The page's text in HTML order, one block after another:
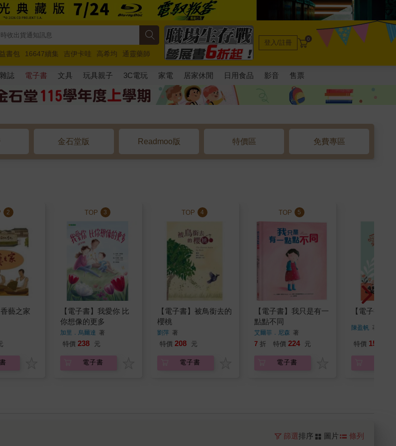
書包 16647續集 吉伊卡哇 高希均
通靈藥師
克 玩具總動員5 超慢跑
登入/註冊 0
雜誌 電子書 文具 玩具親子 3C電玩 家電 居家休閒 日用食品 影音 售票
金石堂版 Readmoo版 特價區 免費專區
2
香藝之家
TOP 3
【電子書】我愛你 比
你想像的更多
加里．烏爾達 著
特價 238 元
電子書
TOP 4
【電子書】被鳥銜去的
櫻桃
劉萍著
特價 208 元
電子書
TOP 5
【電子書】我只是有一
點點不同
艾爾菲．尼森 著
7 折 特價 224 元
電子書
【電子書】
陳盈帆著
特價 156
篩選排序 圖片 條列